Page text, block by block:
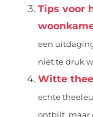
Tips voor
een
niet te druk
Witte
echte
ontbijt, maar